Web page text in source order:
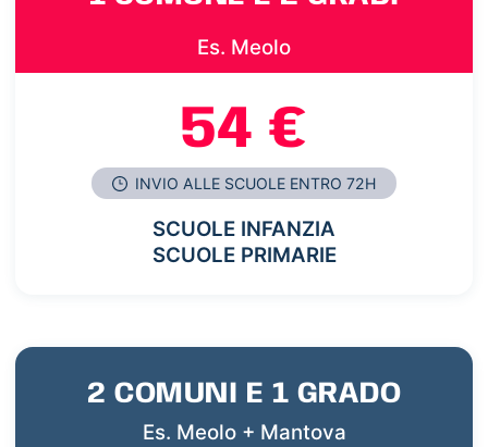
Es. Meolo
54 €
INVIO ALLE SCUOLE ENTRO 72H
SCUOLE INFANZIA
SCUOLE PRIMARIE
2 COMUNI E 1 GRADO
Es. Meolo + Mantova